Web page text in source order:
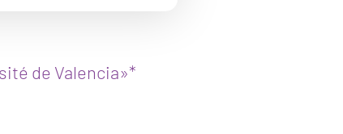
de Valencia»*